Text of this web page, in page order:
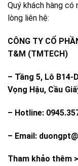
Quý khách hàng có
lòng liên hệ:
CÔNG TY CỔ
T&M (TMTECH)
– Tầng 5, Lô B14-
Vọng Hậu, Cầu
– Hotline:
– Email:
Tham khảo thêm